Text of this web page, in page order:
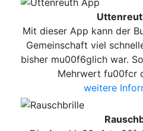
Mit dieser App kann der
Gemeinschaft viel
bisher mu00f6glich war.
Mehrwert fu00fcr
weitere